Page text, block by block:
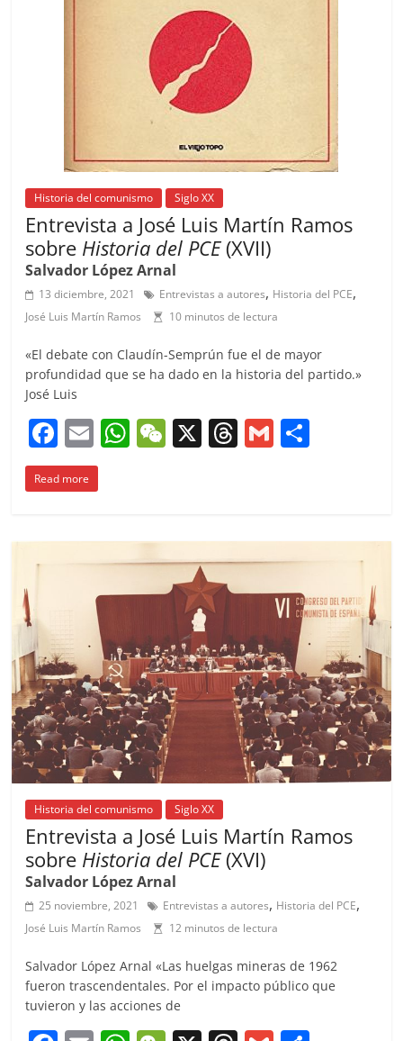
Historia del comunismo Siglo XX
Entrevista a José Luis Martín Ramos
sobre Historia del PCE(XVII)
Salvador López Arnal
13 diciembre, 2021 Entrevistas a autores, Historia del PCE,
José Luis Martín Ramos 10 minutos de lectura
«El debate con Claudín-Semprún fue el de mayor
profundidad que se ha dado en la historia del partido.»
José Luis
F
a
c
b
k
E
m
ai
W
A
p
p
W
at
X T
d
s
G
ar
Read more
Historia del comunismo Siglo XX
Entrevista a José Luis Martín Ramos
sobre Historia del PCE(XVI)
Salvador López Arnal
25 noviembre, 2021 Entrevistas a autores, Historia del PCE,
José Luis Martín Ramos 12 minutos de lectura
Salvador López Arnal «Las huelgas mineras de 1962
fueron trascendentales. Por el impacto público que
tuvieron y las acciones de